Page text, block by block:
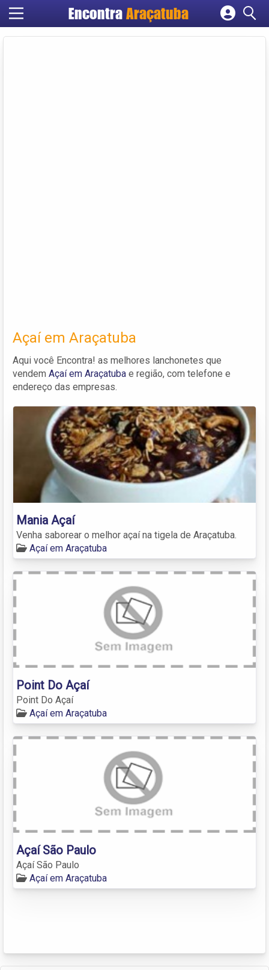
Encontra Araçatuba
Cadastrar empresa
Açaí em Araçatuba
Aqui você Encontra! as melhores lanchonetes que
vendem Açaí em Araçatuba e região, com telefone e
endereço das empresas.
Mania Açaí
Venha saborear o melhor açaí na tigela de Araçatuba.
Açaí em Araçatuba
Point Do Açaí
Point Do Açaí
Açaí em Araçatuba
Açaí São Paulo
Açaí São Paulo
Açaí em Araçatuba